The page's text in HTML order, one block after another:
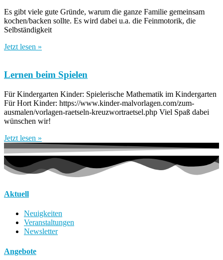
Es gibt viele gute Gründe, warum die ganze Familie gemeinsam
kochen/backen sollte. Es wird dabei u.a. die Feinmotorik, die
Selbständigkeit
Jetzt lesen »
Lernen beim Spielen
Für Kindergarten Kinder: Spielerische Mathematik im Kindergarten
Für Hort Kinder: https://www.kinder-malvorlagen.com/zum-
ausmalen/vorlagen-raetseln-kreuzwortraetsel.php Viel Spaß dabei
wünschen wir!
Jetzt lesen »
Aktuell
Neuigkeiten
Veranstaltungen
Newsletter
Angebote